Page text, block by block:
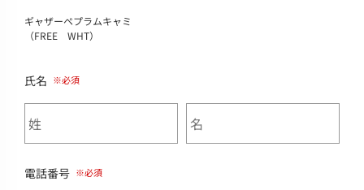
ギャザーペプラムキャミ
（FREE WHT）
氏名
電話番号